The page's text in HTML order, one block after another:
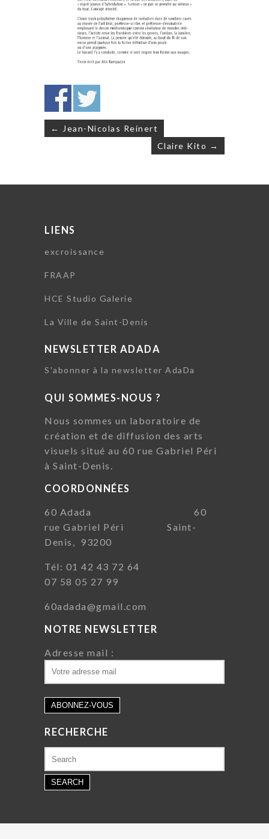
Navigation
de
← Jean-Nicolas Reinert
Claire Kito →
LIENS
excroissance
FRAAP
HCE Studio Galerie
La Ville de Saint-Denis
NEWSLETTER ADADA
S'abonner à la newsletter AdaDa
QUI SOMMES-NOUS ?
Nous sommes un laboratoire de
création et de diffusion des arts
visuels situé au 60 rue Gabriel Péri
à Saint-Denis.
COORDONNÉES
60 Adada 60
rue Gabriel Péri Saint-
Denis, 93200
Tél: 01 42 43 72 64
07 58 05 27 99
60adada@gmail.com
NOTRE NEWSLETTER
Adresse mail :
RECHERCHE
for: